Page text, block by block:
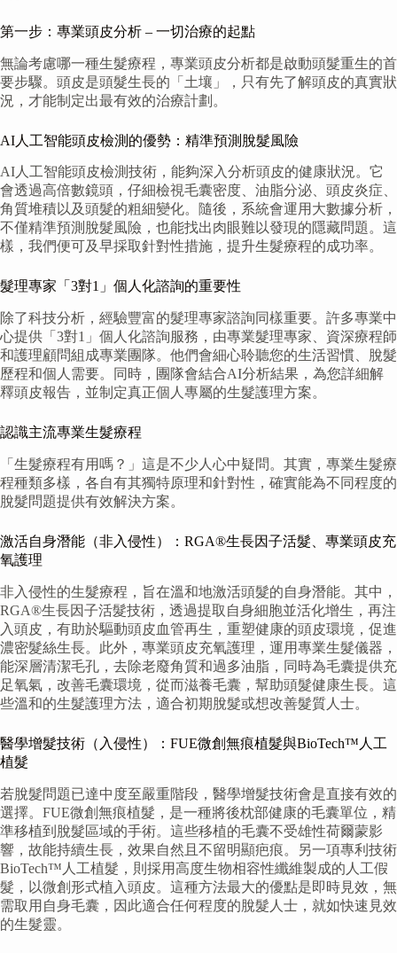
第一步：專業頭皮分析 – 一切治療的起點
無論考慮哪一種生髮療程，專業頭皮分析都是啟動頭髮重生的首
要步驟。頭皮是頭髮生長的「土壤」，只有先了解頭皮的真實狀
況，才能制定出最有效的治療計劃。
AI人工智能頭皮檢測的優勢：精準預測脫髮風險
AI人工智能頭皮檢測技術，能夠深入分析頭皮的健康狀況。它
會透過高倍數鏡頭，仔細檢視毛囊密度、油脂分泌、頭皮炎症、
角質堆積以及頭髮的粗細變化。隨後，系統會運用大數據分析，
不僅精準預測脫髮風險，也能找出肉眼難以發現的隱藏問題。這
樣，我們便可及早採取針對性措施，提升生髮療程的成功率。
髮理專家「3對1」個人化諮詢的重要性
除了科技分析，經驗豐富的髮理專家諮詢同樣重要。許多專業中
心提供「3對1」個人化諮詢服務，由專業髮理專家、資深療程師
和護理顧問組成專業團隊。他們會細心聆聽您的生活習慣、脫髮
歷程和個人需要。同時，團隊會結合AI分析結果，為您詳細解
釋頭皮報告，並制定真正個人專屬的生髮護理方案。
認識主流專業生髮療程
「生髮療程有用嗎？」這是不少人心中疑問。其實，專業生髮療
程種類多樣，各自有其獨特原理和針對性，確實能為不同程度的
脫髮問題提供有效解決方案。
激活自身潛能（非入侵性）：RGA®生長因子活髮、專業頭皮充
氧護理
非入侵性的生髮療程，旨在溫和地激活頭髮的自身潛能。其中，
RGA®生長因子活髮技術，透過提取自身細胞並活化增生，再注
入頭皮，有助於驅動頭皮血管再生，重塑健康的頭皮環境，促進
濃密髮絲生長。此外，專業頭皮充氧護理，運用專業生髮儀器，
能深層清潔毛孔，去除老廢角質和過多油脂，同時為毛囊提供充
足氧氣，改善毛囊環境，從而滋養毛囊，幫助頭髮健康生長。這
些溫和的生髮護理方法，適合初期脫髮或想改善髮質人士。
醫學增髮技術（入侵性）：FUE微創無痕植髮與BioTech™人工
植髮
若脫髮問題已達中度至嚴重階段，醫學增髮技術會是直接有效的
選擇。FUE微創無痕植髮，是一種將後枕部健康的毛囊單位，精
準移植到脫髮區域的手術。這些移植的毛囊不受雄性荷爾蒙影
響，故能持續生長，效果自然且不留明顯疤痕。另一項專利技術
BioTech™人工植髮，則採用高度生物相容性纖維製成的人工假
髮，以微創形式植入頭皮。這種方法最大的優點是即時見效，無
需取用自身毛囊，因此適合任何程度的脫髮人士，就如快速見效
的生髮靈。